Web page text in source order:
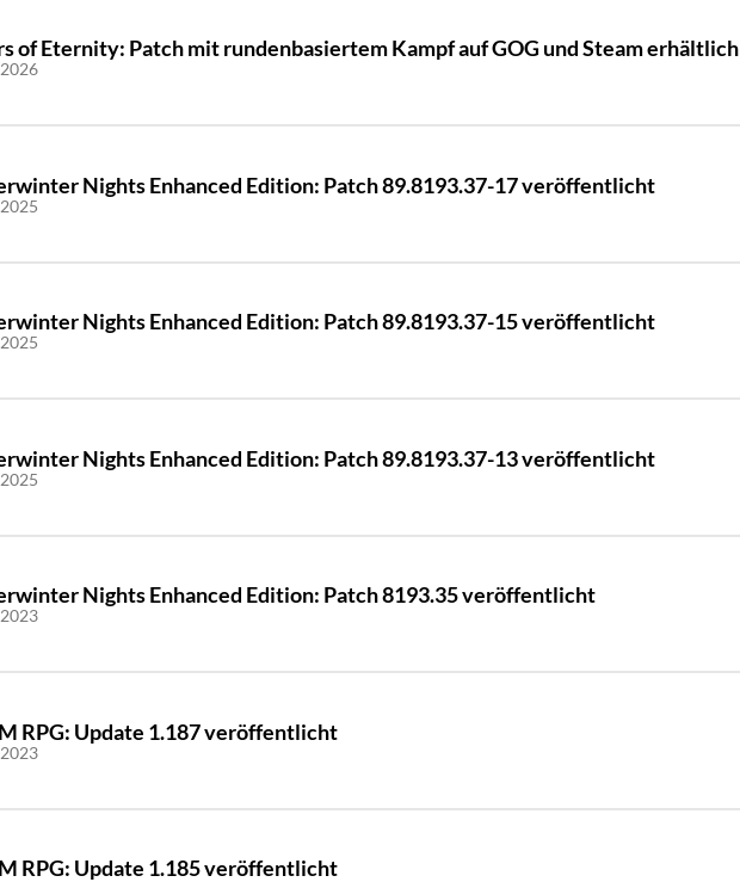
of Eternity: Patch mit rundenbasiertem Kampf auf GOG und Steam erhältlich
Nights Enhanced Edition: Patch 89.8193.37-17 veröffentlicht
Nights Enhanced Edition: Patch 89.8193.37-15 veröffentlicht
Nights Enhanced Edition: Patch 89.8193.37-13 veröffentlicht
Nights Enhanced Edition: Patch 8193.35 veröffentlicht
RPG: Update 1.187 veröffentlicht
RPG: Update 1.185 veröffentlicht